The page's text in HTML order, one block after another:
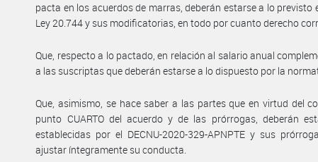
pacta en los acuerdos de marras, deberán estarse a lo previsto
Ley 20.744 y sus modificatorias, en todo por cuanto derecho
Que, respecto a lo pactado, en relación al salario anual
a las suscriptas que deberán estarse a lo dispuesto por la
Que, asimismo, se hace saber a las partes que en virtud del
punto CUARTO del acuerdo y de las prórrogas, deberán
establecidas por el DECNU-2020-329-APNPTE y sus
ajustar íntegramente su conducta.